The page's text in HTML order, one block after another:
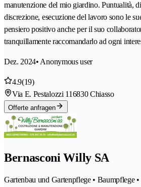
manutenzione del mio giardino. Puntualità,
discrezione, esecuzione del lavoro sono le
pensiero positivo anche per il suo
tranquillamente raccomandarlo ad ogni
Dez. 2024• Anonymous user
4.9(19)
Via E. Pestalozzi 116830 Chiasso
Offerte anfragen
Bernasconi Willy SA
Gartenbau und Gartenpflege • Baumpflege